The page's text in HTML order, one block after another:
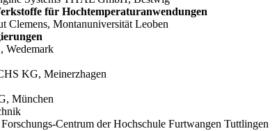
für Hochtemperaturanwendungen
Montanuniversität Leoben
Wedemark
KG, Meinerzhagen
München
Centrum der Hochschule Furtwangen Tuttlingen